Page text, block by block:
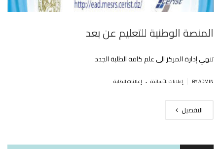
المنصة الوطنية للتعليم عن بعد
تنهي إدارة المركز الى علم كافة الطلبة الجدد
BY ADMIN إعلانات للأساتذة . إعلانات للطلبة
التفصيل